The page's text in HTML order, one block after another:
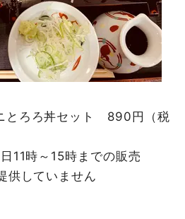
とろろ丼セット 890円（税
11時～15時までの販売
供していません